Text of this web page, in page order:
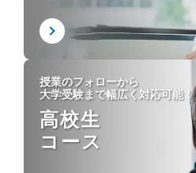
授業のフォローから
大学受験まで幅広く対応可能！
高校生
コース